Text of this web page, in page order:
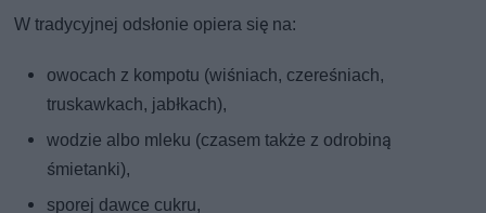
W tradycyjnej odsłonie opiera się na:
owocach z kompotu (wiśniach, czereśniach,
truskawkach, jabłkach),
wodzie albo mleku (czasem także z odrobiną
śmietanki),
sporej dawce cukru,